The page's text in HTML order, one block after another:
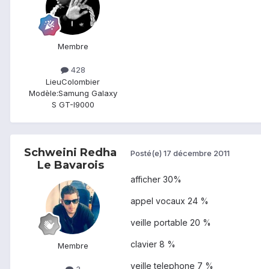
Membre
428
LieuColombier
Modèle:Samung Galaxy
S GT-I9000
Schweini Redha
Le Bavarois
Membre
Posté(e) 17 décembre 2011
afficher 30%
appel vocaux 24 %
veille portable 20 %
clavier 8 %
veille telephone 7 %